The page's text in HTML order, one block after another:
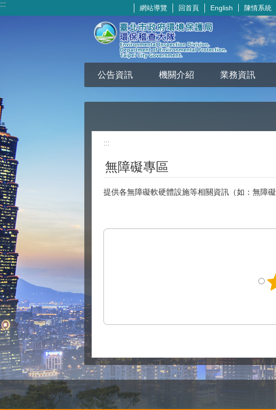
跳到主要內容區塊
::: 網站導覽 回首頁 English 陳情系統
公告資訊 機關介紹 業務資訊
:::
無障礙專區
提供各無障礙軟硬體設施等相關資訊（如：無障